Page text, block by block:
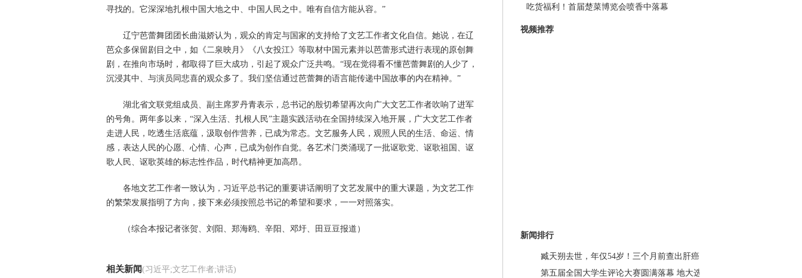
寻找的。它深深地扎根中国大地之中、中国人民之中。唯有自信方能从容。”
辽宁芭蕾舞团团长曲滋娇认为，观众的肯定与国家的支持给了文艺工作者文化自信。她说，在辽
芭众多保留剧目之中，如《二泉映月》《八女投江》等取材中国元素并以芭蕾形式进行表现的原创舞
剧，在推向市场时，都取得了巨大成功，引起了观众广泛共鸣。“现在觉得看不懂芭蕾舞剧的人少了，
沉浸其中、与演员同悲喜的观众多了。我们坚信通过芭蕾舞的语言能传递中国故事的内在精神。”
湖北省文联党组成员、副主席罗丹青表示，总书记的殷切希望再次向广大文艺工作者吹响了进军
的号角。两年多以来，“深入生活、扎根人民”主题实践活动在全国持续深入地开展，广大文艺工作者
走进人民，吃透生活底蕴，汲取创作营养，已成为常态。文艺服务人民，观照人民的生活、命运、情
感，表达人民的心愿、心情、心声，已成为创作自觉。各艺术门类涌现了一批讴歌党、讴歌祖国、讴
歌人民、讴歌英雄的标志性作品，时代精神更加高昂。
各地文艺工作者一致认为，习近平总书记的重要讲话阐明了文艺发展中的重大课题，为文艺工作
的繁荣发展指明了方向，接下来必须按照总书记的希望和要求，一一对照落实。
（综合本报记者张贺、刘阳、郑海鸥、辛阳、邓圩、田豆豆报道）
相关新闻(习近平;文艺工作者;讲话)
吃货福利！首届楚菜博览会喷香中落幕
视频推荐
新闻排行
臧天朔去世，年仅54岁！三个月前查出肝癌晚期……_荆楚网
第五届全国大学生评论大赛圆满落幕 地大选手荣获冠军_荆楚网